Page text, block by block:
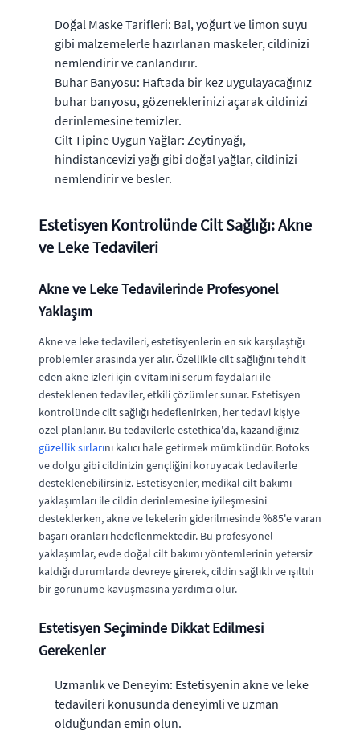
Doğal Maske Tarifleri: Bal, yoğurt ve limon suyu
gibi malzemelerle hazırlanan maskeler, cildinizi
nemlendirir ve canlandırır.
Buhar Banyosu: Haftada bir kez uygulayacağınız
buhar banyosu, gözeneklerinizi açarak cildinizi
derinlemesine temizler.
Cilt Tipine Uygun Yağlar: Zeytinyağı,
hindistancevizi yağı gibi doğal yağlar, cildinizi
nemlendirir ve besler.
Estetisyen Kontrolünde Cilt Sağlığı: Akne
ve Leke Tedavileri
Akne ve Leke Tedavilerinde Profesyonel
Yaklaşım
Akne ve leke tedavileri, estetisyenlerin en sık karşılaştığı
problemler arasında yer alır. Özellikle cilt sağlığını tehdit
eden akne izleri için c vitamini serum faydaları ile
desteklenen tedaviler, etkili çözümler sunar. Estetisyen
kontrolünde cilt sağlığı hedeflenirken, her tedavi kişiye
özel planlanır. Bu tedavilerle estethica'da, kazandığınız
güzellik sırlarını kalıcı hale getirmek mümkündür. Botoks
ve dolgu gibi cildinizin gençliğini koruyacak tedavilerle
desteklenebilirsiniz. Estetisyenler, medikal cilt bakımı
yaklaşımları ile cildin derinlemesine iyileşmesini
desteklerken, akne ve lekelerin giderilmesinde %85'e varan
başarı oranları hedeflenmektedir. Bu profesyonel
yaklaşımlar, evde doğal cilt bakımı yöntemlerinin yetersiz
kaldığı durumlarda devreye girerek, cildin sağlıklı ve ışıltılı
bir görünüme kavuşmasına yardımcı olur.
Estetisyen Seçiminde Dikkat Edilmesi
Gerekenler
Uzmanlık ve Deneyim: Estetisyenin akne ve leke
tedavileri konusunda deneyimli ve uzman
olduğundan emin olun.